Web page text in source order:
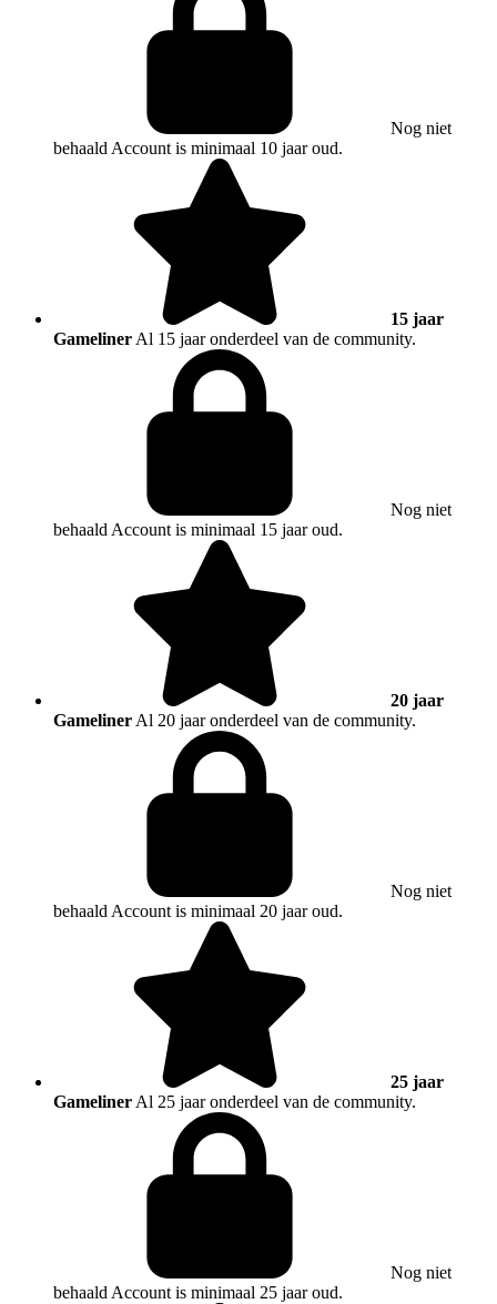
Nog niet
behaald Account is minimaal 10 jaar oud.
15 jaar
Gameliner Al 15 jaar onderdeel van de community.
Nog niet
behaald Account is minimaal 15 jaar oud.
20 jaar
Gameliner Al 20 jaar onderdeel van de community.
Nog niet
behaald Account is minimaal 20 jaar oud.
25 jaar
Gameliner Al 25 jaar onderdeel van de community.
Nog niet
behaald Account is minimaal 25 jaar oud.